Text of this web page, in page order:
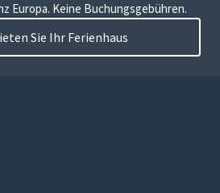
Europa. Keine Buchungsgebühren.
Sie Ihr Ferienhaus